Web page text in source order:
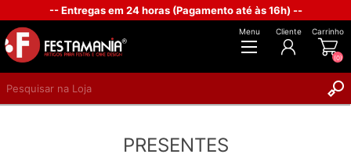
-- Entregas em 24 horas (Pagamento até às 16h) --
Menu Cliente Carrinho
(0)
PRESENTES